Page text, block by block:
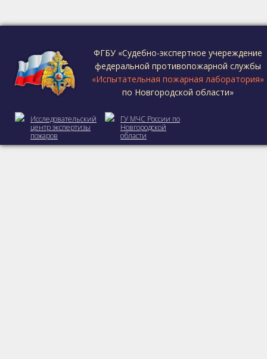
ФГБУ «Судебно-экспертное учереждение
федеральной противопожарной службы
«Испытательная пожарная лаборатория»
по Новгородской области»
Исследовательский
центр экспертизы
пожаров
ГУ МЧС России по
Новгородской
области